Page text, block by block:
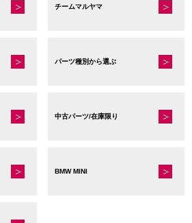
チームマルヤマ
パーツ種別から選ぶ
中古パーツ/在庫限り
BMW MINI